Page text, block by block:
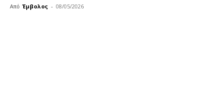
Από Έμβολος - 08/05/2026